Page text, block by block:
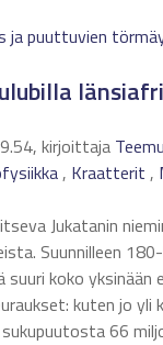
ja puuttuvien
kirjoittaja
, Kraatterit ,
Jukatanin
Suunnilleen
suuri koko
kuten jo
sukupuutosta 66